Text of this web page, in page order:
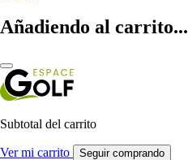
Añadiendo al carrito...
Subtotal del carrito
Ver mi carrito Seguir comprando